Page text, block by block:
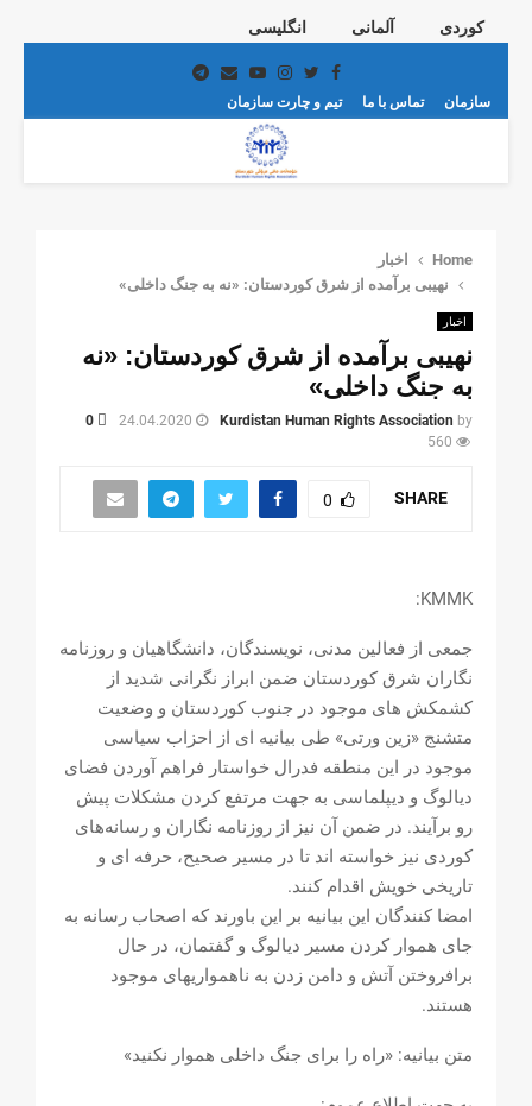
کوردی آلمانی انگلیسی
Facebook
Twitter
Instagram
Youtube
Email
Telegram
سازمان تماس با ما تیم و چارت سازمان
Home
اخبار
نهیبی برآمده از شرق کوردستان: «نه به جنگ داخلی»
اخبار
نهیبی برآمده از شرق کوردستان: «نه
به جنگ داخلی»
by
Kurdistan Human Rights Association
24.04.2020
0
560
SHARE
0
KMMK:
جمعی از فعالین مدنی، نویسندگان، دانشگاهیان و روزنامه
نگاران‌ شرق کوردستان ضمن ابراز نگرانی شدید از
کشمکش های موجود در جنوب کوردستان و وضعیت
متشنج «زین ورتی» طی بیانیه ای از احزاب سیاسی
موجود در این منطقه فدرال خواستار فراهم آوردن فضای
دیالوگ و دیپلماسی به جهت مرتفع کردن مشکلات پیش
رو برآیند. در ضمن آن نیز از روزنامه نگاران و رسانه‌های
کوردی نیز خواسته اند تا در مسیر صحیح، حرفه ای و
تاریخی خویش اقدام کنند.
امضا کنندگان این بیانیه بر این باورند که اصحاب رسانه به
جای هموار کردن مسیر دیالوگ و گفتمان، در حال
برافروختن آتش و دامن زدن به ناهمواریهای موجود
هستند.
متن بیانیه: «راه را برای جنگ داخلی هموار نکنید»